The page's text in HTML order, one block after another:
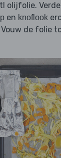
olijfolie.
en knoflook
Vouw de folie